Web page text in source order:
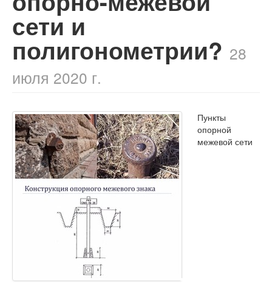
сети и
полигонометрии? 28
июля 2020 г.
Пункты
опорной
межевой сети